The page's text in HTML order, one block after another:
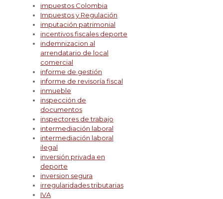
impuestos Colombia
Impuestos y Regulación
imputación patrimonial
incentivos fiscales deporte
indemnizacion al
arrendatario de local
comercial
informe de gestión
informe de revisoría fiscal
inmueble
inspección de
documentos
inspectores de trabajo
intermediación laboral
intermediación laboral
ilegal
inversión privada en
deporte
inversion segura
irregularidades tributarias
IVA